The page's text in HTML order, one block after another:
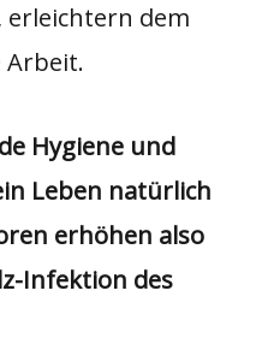
dem
Arbeit.
Hygiene und
Leben natürlich
erhöhen also
Infektion des